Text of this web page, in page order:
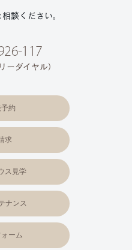
談ください。
117
ーダイヤル）
約
求
ス見学
ナンス
ーム